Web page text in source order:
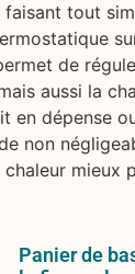
faisant tout
de
aussi la
en dépense
non
mieux
Panier de